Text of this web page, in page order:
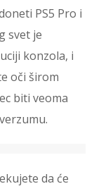
PS5 Pro i
svet je
konzola, i
oči širom
biti veoma
da će